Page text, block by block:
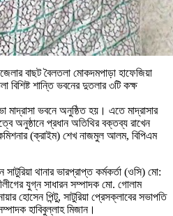
বাছট বৈলতলা মোকদমপাড়া হাফেজিয়া
বিশিষ্ট শান্তি ভবনের দুতলার ৩টি কক্ষ
ভবনে অনুষ্ঠিত হয়। এতে মাদ্রাসার
অনুষ্ঠানে প্রধান অতিথির বক্তব্য রাখেন
(ক্রাইম) শেখ নাজমুল আলম, বিপিএম
থানার ভারপ্রাপ্ত কর্মকর্তা (ওসি) মো:
যুগ্ন সাধারন সম্পাদক মো. গোলাম
হোসেন পিন্টু, সাটুরিয়া প্রেসক্লাবের সভাপতি
হাবিবুল্লাহ মিজান।